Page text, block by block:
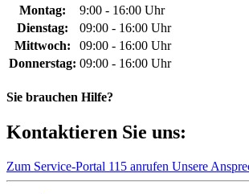
Montag:
9:00 - 16:00 Uhr
Dienstag:
09:00 - 16:00 Uhr
Mittwoch:
09:00 - 16:00 Uhr
Donnerstag: 09:00 - 16:00 Uhr
Sie brauchen Hilfe?
Kontaktieren Sie uns:
Zum Service-Portal 115 anrufen Unsere